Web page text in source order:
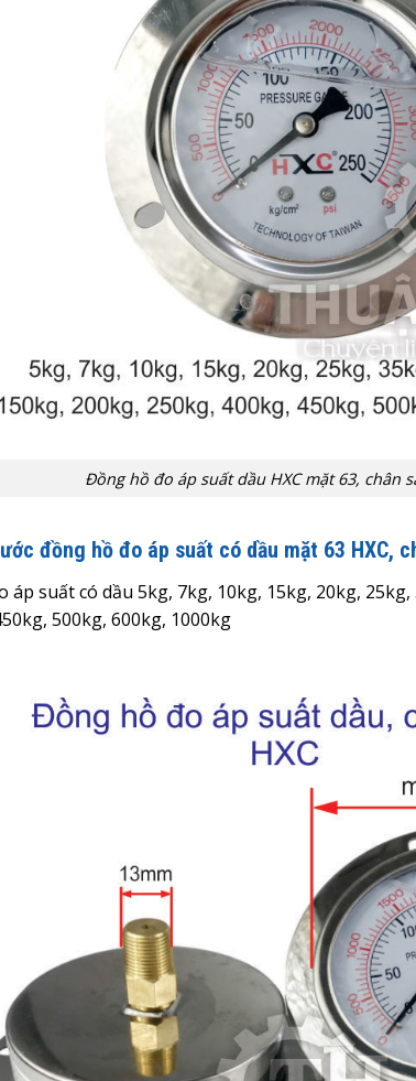
Đồng hồ đo áp suất dầu HXC mặt 63, chân
đồng hồ đo áp suất có dầu mặt 63 HXC,
áp suất có dầu 5kg, 7kg, 10kg, 15kg, 20kg,
500kg, 600kg, 1000kg